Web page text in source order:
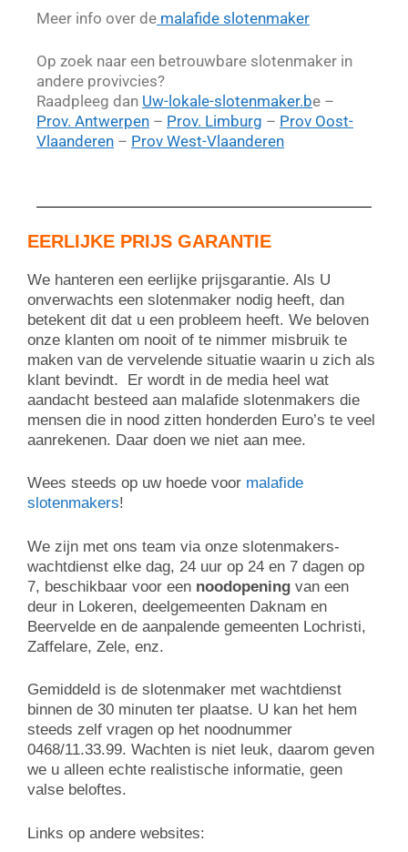
Meer info over de malafide slotenmaker
Op zoek naar een betrouwbare slotenmaker in
andere provivcies?
Raadpleeg dan Uw-lokale-slotenmaker.be –
Prov. Antwerpen – Prov. Limburg – Prov Oost-
Vlaanderen – Prov West-Vlaanderen
EERLIJKE PRIJS GARANTIE
We hanteren een eerlijke prijsgarantie. Als U
onverwachts een slotenmaker nodig heeft, dan
betekent dit dat u een probleem heeft. We beloven
onze klanten om nooit of te nimmer misbruik te
maken van de vervelende situatie waarin u zich als
klant bevindt. Er wordt in de media heel wat
aandacht besteed aan malafide slotenmakers die
mensen die in nood zitten honderden Euro’s te veel
aanrekenen. Daar doen we niet aan mee.
Wees steeds op uw hoede voor malafide
slotenmakers!
We zijn met ons team via onze slotenmakers-
wachtdienst elke dag, 24 uur op 24 en 7 dagen op
7, beschikbaar voor een noodopening van een
deur in Lokeren, deelgemeenten Daknam en
Beervelde en de aanpalende gemeenten Lochristi,
Zaffelare, Zele, enz.
Gemiddeld is de slotenmaker met wachtdienst
binnen de 30 minuten ter plaatse. U kan het hem
steeds zelf vragen op het noodnummer
0468/11.33.99. Wachten is niet leuk, daarom geven
we u alleen echte realistische informatie, geen
valse beloftes.
Links op andere websites: